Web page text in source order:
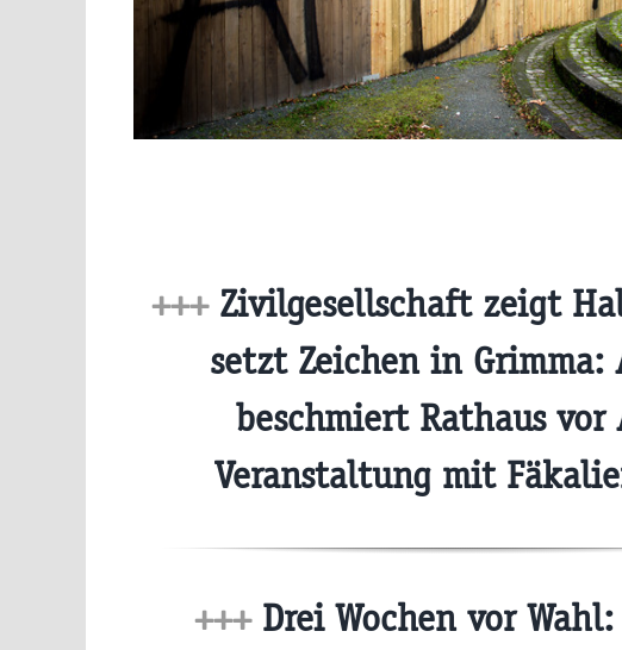
+++Zivilgesellschaft zeigt
setzt Zeichen in Grimma:
beschmiert Rathaus vor
Veranstaltung mit
+++Drei Wochen vor